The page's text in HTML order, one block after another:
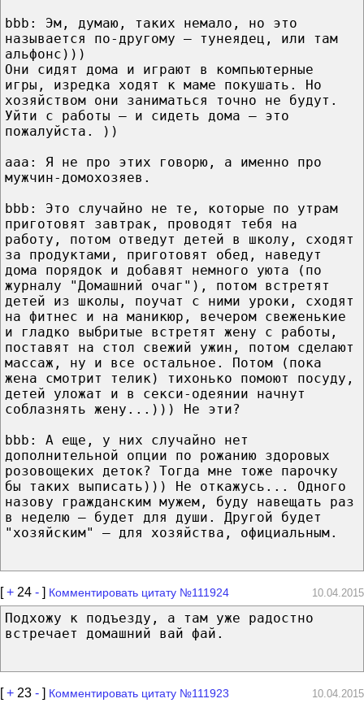
bbb: Эм, думаю, таких немало, но это
называется по-другому — тунеядец, или там
альфонс)))
Они сидят дома и играют в компьютерные
игры, изредка ходят к маме покушать. Но
хозяйством они заниматься точно не будут.
Уйти с работы — и сидеть дома — это
пожалуйста. ))
aaa: Я не про этих говорю, а именно про
мужчин-домохозяев.
bbb: Это случайно не те, которые по утрам
приготовят завтрак, проводят тебя на
работу, потом отведут детей в школу, сходят
за продуктами, приготовят обед, наведут
дома порядок и добавят немного уюта (по
журналу "Домашний очаг"), потом встретят
детей из школы, поучат с ними уроки, сходят
на фитнес и на маникюр, вечером свеженькие
и гладко выбритые встретят жену с работы,
поставят на стол свежий ужин, потом сделают
массаж, ну и все остальное. Потом (пока
жена смотрит телик) тихонько помоют посуду,
детей уложат и в секси-одеянии начнут
соблазнять жену...))) Не эти?
bbb: А еще, у них случайно нет
дополнительной опции по рожанию здоровых
розовощеких деток? Тогда мне тоже парочку
бы таких выписать))) Не откажусь... Одного
назову гражданским мужем, буду навещать раз
в неделю — будет для души. Другой будет
"хозяйским" — для хозяйства, официальным.
[+ 24 - ] Комментировать цитату №111924 10.04.2015
Подхожу к подъезду, а там уже радостно
встречает домашний вай фай.
[+ 23 - ] Комментировать цитату №111923 10.04.2015